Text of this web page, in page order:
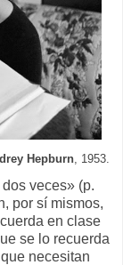
Hepburn , 1953.
veces» (p.
por sí mismos,
en clase
se lo recuerda
necesitan